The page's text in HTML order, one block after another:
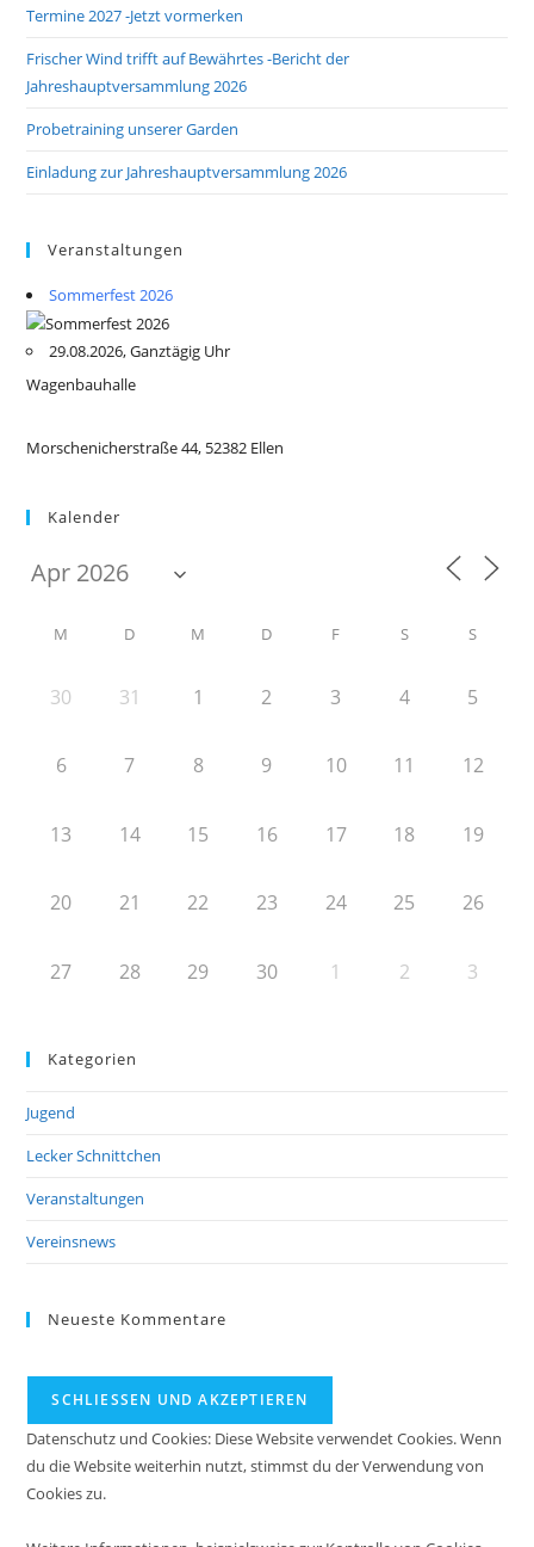
Termine 2027 -Jetzt vormerken
Frischer Wind trifft auf Bewährtes -Bericht der
Jahreshauptversammlung 2026
Probetraining unserer Garden
Einladung zur Jahreshauptversammlung 2026
Veranstaltungen
Sommerfest 2026
29.08.2026, Ganztägig Uhr
Wagenbauhalle
Morschenicherstraße 44, 52382 Ellen
Kalender
M D M D F S S
30 31 1 2 3 4 5
6 7 8 9 10 11 12
13 14 15 16 17 18 19
20 21 22 23 24 25 26
27 28 29 30 1 2 3
Kategorien
Jugend
Lecker Schnittchen
Veranstaltungen
Vereinsnews
Neueste Kommentare
Datenschutz und Cookies: Diese Website verwendet Cookies. Wenn
du die Website weiterhin nutzt, stimmst du der Verwendung von
Cookies zu.